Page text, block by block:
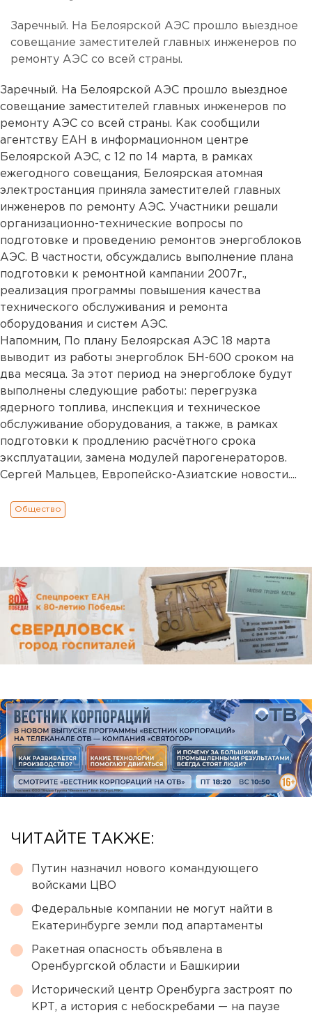
Заречный. На Белоярской АЭС прошло выездное
совещание заместителей главных инженеров по
ремонту АЭС со всей страны.
Заречный. На Белоярской АЭС прошло выездное
совещание заместителей главных инженеров по
ремонту АЭС со всей страны. Как сообщили
агентству ЕАН в информационном центре
Белоярской АЭС, с 12 по 14 марта, в рамках
ежегодного совещания, Белоярская атомная
электростанция приняла заместителей главных
инженеров по ремонту АЭС. Участники решали
организационно-технические вопросы по
подготовке и проведению ремонтов энергоблоков
АЭС. В частности, обсуждались выполнение плана
подготовки к ремонтной кампании 2007г.,
реализация программы повышения качества
технического обслуживания и ремонта
оборудования и систем АЭС.
Напомним, По плану Белоярская АЭС 18 марта
выводит из работы энергоблок БН-600 сроком на
два месяца. За этот период на энергоблоке будут
выполнены следующие работы: перегрузка
ядерного топлива, инспекция и техническое
обслуживание оборудования, а также, в рамках
подготовки к продлению расчётного срока
эксплуатации, замена модулей парогенераторов.
Сергей Мальцев, Европейско-Азиатские новости....
Общество
ЧИТАЙТЕ ТАКЖЕ:
Путин назначил нового командующего
войсками ЦВО
Федеральные компании не могут найти в
Екатеринбурге земли под апартаменты
Ракетная опасность объявлена в
Оренбургской области и Башкирии
Исторический центр Оренбурга застроят по
КРТ, а история с небоскребами — на паузе